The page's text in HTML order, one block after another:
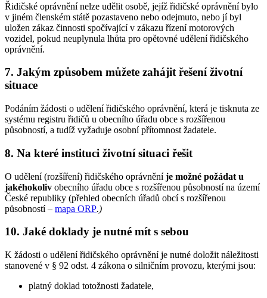
Řidičské oprávnění nelze udělit osobě, jejíž řidičské oprávnění bylo
v jiném členském státě pozastaveno nebo odejmuto, nebo jí byl
uložen zákaz činnosti spočívající v zákazu řízení motorových
vozidel, pokud neuplynula lhůta pro opětovné udělení řidičského
oprávnění.
7. Jakým způsobem můžete zahájit řešení životní
situace
Podáním žádosti o udělení řidičského oprávnění, která je tisknuta ze
systému registru řidičů u obecního úřadu obce s rozšířenou
působností, a tudíž vyžaduje osobní přítomnost žadatele.
8. Na které instituci životní situaci řešit
O udělení (rozšíření) řidičského oprávněníje možné požádat u
jakéhokoliv obecního úřadu obce s rozšířenou působností na území
České republiky (přehled obecních úřadů obcí s rozšířenou
působností – mapa ORP.)
10. Jaké doklady je nutné mít s sebou
K žádosti o udělení řidičského oprávnění je nutné doložit náležitosti
stanovené v § 92 odst. 4 zákona o silničním provozu, kterými jsou:
platný doklad totožnosti žadatele,